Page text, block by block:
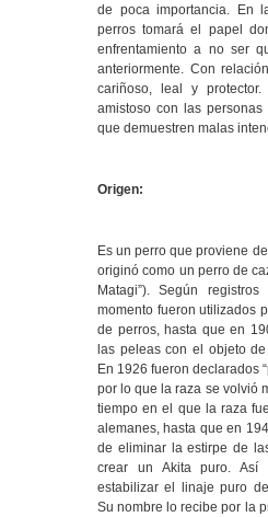
de poca importancia. En
perros tomará el papel
enfrentamiento a no ser
anteriormente. Con
cariñoso, leal y
amistoso con las
que demuestren malas
Origen:
Es un perro que proviene
originó como un perro de
Matagi”). Según
momento fueron utilizados
de perros, hasta que en
las peleas con el objeto
En 1926 fueron declarados
por lo que la raza se volvió
tiempo en el que la raza
alemanes, hasta que en
de eliminar la estirpe de
crear un Akita puro. Así
estabilizar el linaje puro
Su nombre lo recibe por la